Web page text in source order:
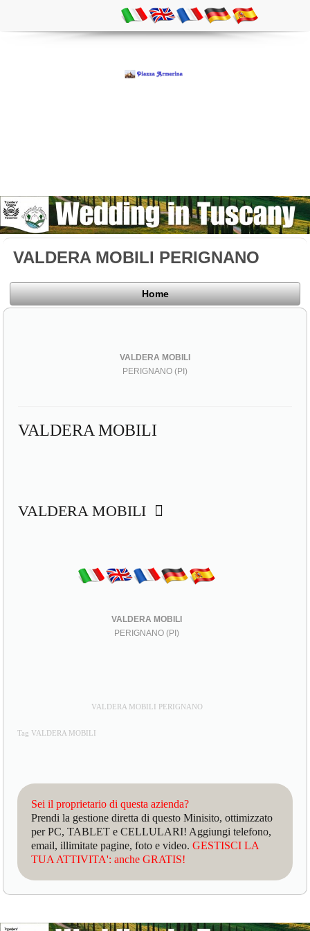
VALDERA MOBILI PERIGNANO
Home
VALDERA MOBILI
PERIGNANO (PI)
VALDERA MOBILI
VALDERA MOBILI
VALDERA MOBILI
PERIGNANO (PI)
VALDERA MOBILI PERIGNANO
Tag VALDERA MOBILI
Sei il proprietario di questa azienda?
Prendi la gestione diretta di questo Minisito, ottimizzato
per PC, TABLET e CELLULARI! Aggiungi telefono,
email, illimitate pagine, foto e video.GESTISCI LA
TUA ATTIVITA': anche GRATIS!